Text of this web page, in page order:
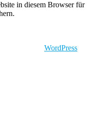
in diesem Browser für
WordPress